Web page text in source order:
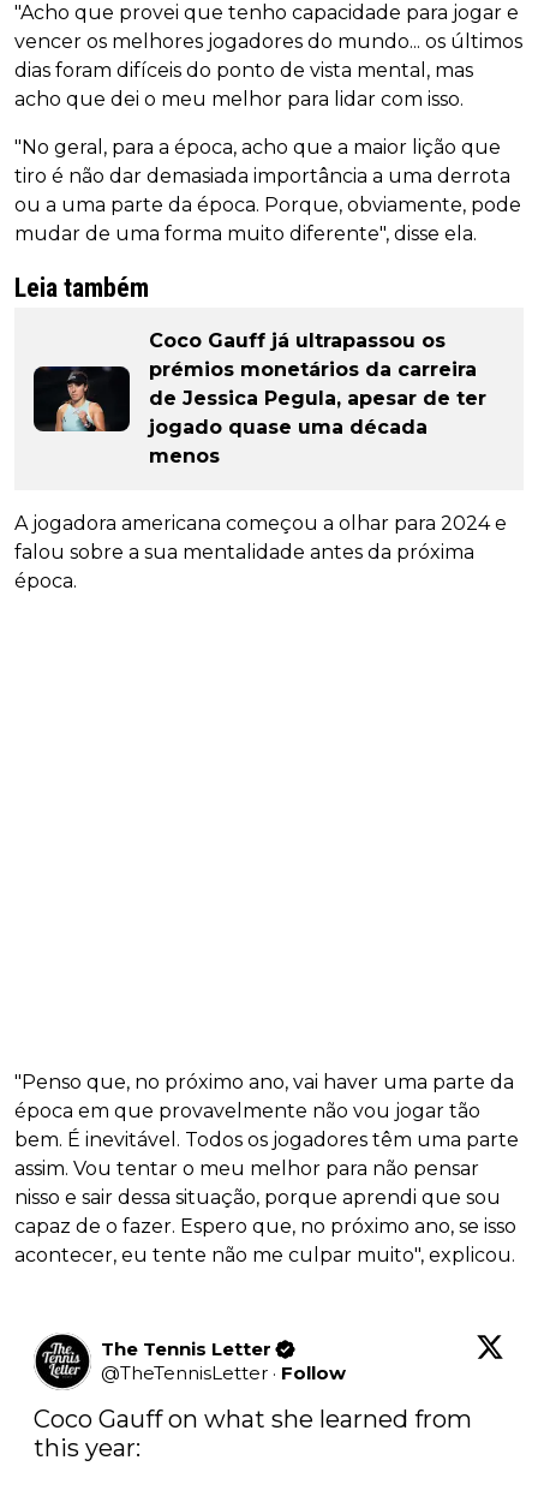
"Acho que provei que tenho capacidade para jogar e
vencer os melhores jogadores do mundo... os últimos
dias foram difíceis do ponto de vista mental, mas
acho que dei o meu melhor para lidar com isso.
"No geral, para a época, acho que a maior lição que
tiro é não dar demasiada importância a uma derrota
ou a uma parte da época. Porque, obviamente, pode
mudar de uma forma muito diferente", disse ela.
Leia também
Coco Gauff já ultrapassou os
prémios monetários da carreira
de Jessica Pegula, apesar de ter
jogado quase uma década
menos
A jogadora americana começou a olhar para 2024 e
falou sobre a sua mentalidade antes da próxima
época.
"Penso que, no próximo ano, vai haver uma parte da
época em que provavelmente não vou jogar tão
bem. É inevitável. Todos os jogadores têm uma parte
assim. Vou tentar o meu melhor para não pensar
nisso e sair dessa situação, porque aprendi que sou
capaz de o fazer. Espero que, no próximo ano, se isso
acontecer, eu tente não me culpar muito", explicou.
The Tennis Letter
@TheTennisLetter · Follow
Coco Gauff on what she learned from
this year: